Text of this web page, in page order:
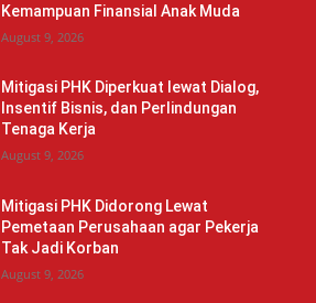
Kemampuan Finansial Anak Muda
August 9, 2026
Mitigasi PHK Diperkuat lewat Dialog,
Insentif Bisnis, dan Perlindungan
Tenaga Kerja
August 9, 2026
Mitigasi PHK Didorong Lewat
Pemetaan Perusahaan agar Pekerja
Tak Jadi Korban
August 9, 2026